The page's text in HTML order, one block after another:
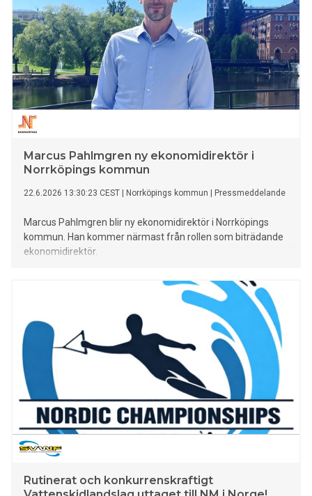
Marcus Pahlmgren ny ekonomidirektör i
Norrköpings kommun
22.6.2026 13:30:23 CEST Norrköpings kommun Pressmeddelande
Marcus Pahlmgren blir ny ekonomidirektör i Norrköpings
kommun. Han kommer närmast från rollen som biträdande
ekonomidirektör.
Rutinerat och konkurrenskraftigt